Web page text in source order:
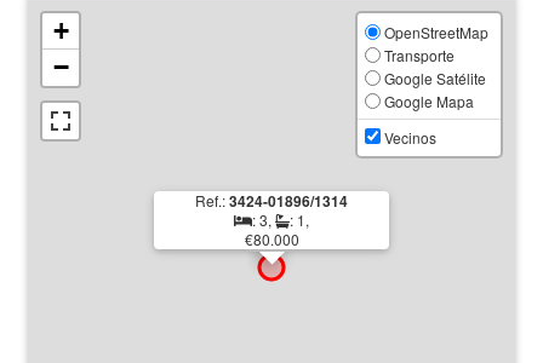
Ref.:3424-01896/1314
: 3,
: 1,
€80.000
+
−
OpenStreetMap
Transporte
Google Satélite
Google Mapa
Vecinos